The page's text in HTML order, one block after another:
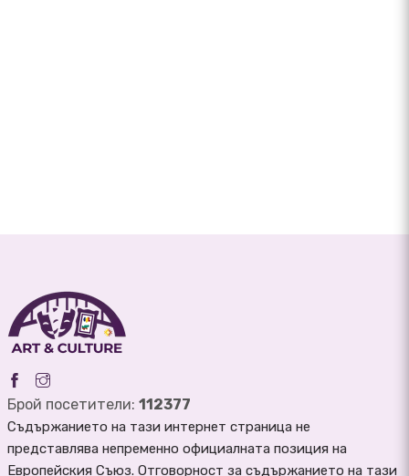
Брой посетители: 112377
Съдържанието на тази интернет страница не
представлява непременно официалната позиция на
Европейския Съюз. Отговорност за съдържанието на тази